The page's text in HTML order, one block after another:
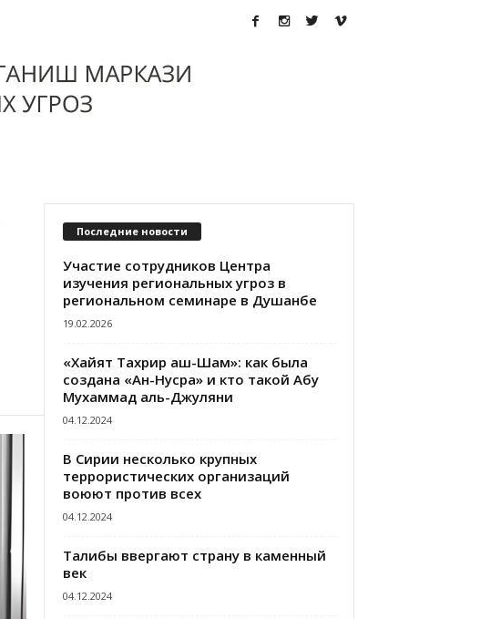
Последние новости
Участие сотрудников Центра
изучения региональных угроз в
региональном семинаре в Душанбе
19.02.2026
«Хайят Тахрир аш-Шам»: как была
создана «Ан-Нусра» и кто такой Абу
Мухаммад аль-Джуляни
04.12.2024
В Сирии несколько крупных
террористических организаций
воюют против всех
04.12.2024
Талибы ввергают страну в каменный
век
04.12.2024